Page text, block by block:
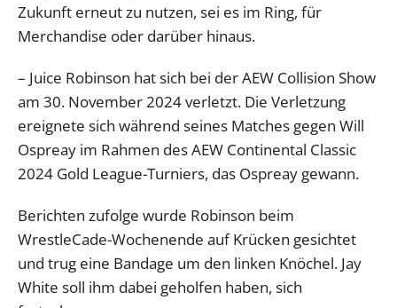
Zukunft erneut zu nutzen, sei es im Ring, für
Merchandise oder darüber hinaus.
– Juice Robinson hat sich bei der AEW Collision Show
am 30. November 2024 verletzt. Die Verletzung
ereignete sich während seines Matches gegen Will
Ospreay im Rahmen des AEW Continental Classic
2024 Gold League-Turniers, das Ospreay gewann.
Berichten zufolge wurde Robinson beim
WrestleCade-Wochenende auf Krücken gesichtet
und trug eine Bandage um den linken Knöchel. Jay
White soll ihm dabei geholfen haben, sich